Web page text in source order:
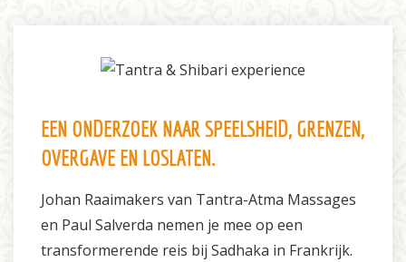
EEN ONDERZOEK NAAR SPEELSHEID, GRENZEN,
OVERGAVE EN LOSLATEN.
Johan Raaimakers van Tantra-Atma Massages
en Paul Salverda nemen je mee op een
transformerende reis bij Sadhaka in Frankrijk.